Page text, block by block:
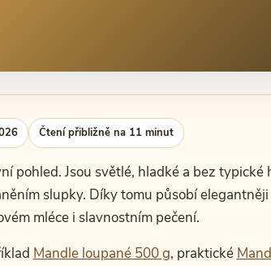
Čtení přibližně na 11 minut
pohled. Jsou světlé, hladké a bez
slupky. Díky tomu působí
mléce i slavnostním pečení.
Mandle loupané 500 g, praktické